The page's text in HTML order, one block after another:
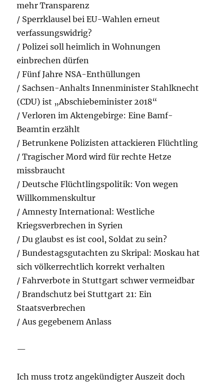
mehr Transparenz
/ Sperrklausel bei EU-Wahlen erneut
verfassungswidrig?
/ Polizei soll heimlich in Wohnungen
einbrechen dürfen
/ Fünf Jahre NSA-Enthüllungen
/ Sachsen-Anhalts Innenminister Stahlknecht
(CDU) ist „Abschiebeminister 2018“
/ Verloren im Aktengebirge: Eine Bamf-
Beamtin erzählt
/ Betrunkene Polizisten attackieren Flüchtling
/ Tragischer Mord wird für rechte Hetze
missbraucht
/ Deutsche Flüchtlingspolitik: Von wegen
Willkommenskultur
/ Amnesty International: Westliche
Kriegsverbrechen in Syrien
/ Du glaubst es ist cool, Soldat zu sein?
/ Bundestagsgutachten zu Skripal: Moskau hat
sich völkerrechtlich korrekt verhalten
/ Fahrverbote in Stuttgart schwer vermeidbar
/ Brandschutz bei Stuttgart 21: Ein
Staatsverbrechen
/ Aus gegebenem Anlass
—
Ich muss trotz angekündigter Auszeit doch